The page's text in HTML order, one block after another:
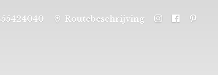
Routebeschrijving